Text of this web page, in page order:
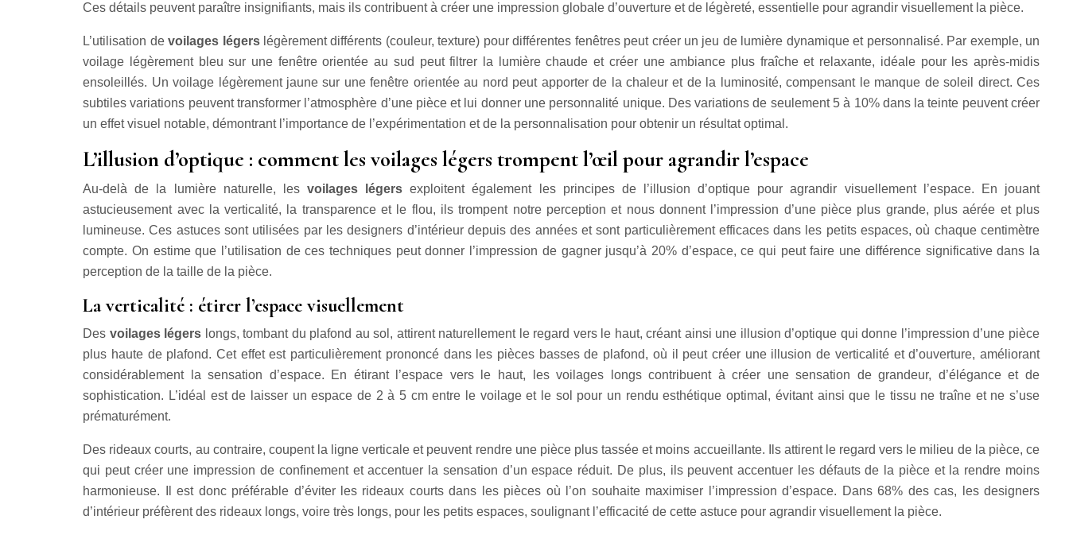
Ces détails peuvent paraître insignifiants, mais ils contribuent à créer une impression globale d’ouverture et de légèreté, essentielle pour agrandir visuellement la pièce.
L’utilisation devoilages légers légèrement différents (couleur, texture) pour différentes fenêtres peut créer un jeu de lumière dynamique et personnalisé. Par exemple, un
voilage légèrement bleu sur une fenêtre orientée au sud peut filtrer la lumière chaude et créer une ambiance plus fraîche et relaxante, idéale pour les après-midis
ensoleillés. Un voilage légèrement jaune sur une fenêtre orientée au nord peut apporter de la chaleur et de la luminosité, compensant le manque de soleil direct. Ces
subtiles variations peuvent transformer l’atmosphère d’une pièce et lui donner une personnalité unique. Des variations de seulement 5 à 10% dans la teinte peuvent créer
un effet visuel notable, démontrant l’importance de l’expérimentation et de la personnalisation pour obtenir un résultat optimal.
L’illusion d’optique : comment les voilages légers trompent l’œil pour agrandir l’espace
Au-delà de la lumière naturelle, lesvoilages légersexploitent également les principes de l’illusion d’optique pour agrandir visuellement l’espace. En jouant
astucieusement avec la verticalité, la transparence et le flou, ils trompent notre perception et nous donnent l’impression d’une pièce plus grande, plus aérée et plus
lumineuse. Ces astuces sont utilisées par les designers d’intérieur depuis des années et sont particulièrement efficaces dans les petits espaces, où chaque centimètre
compte. On estime que l’utilisation de ces techniques peut donner l’impression de gagner jusqu’à 20% d’espace, ce qui peut faire une différence significative dans la
perception de la taille de la pièce.
La verticalité : étirer l’espace visuellement
Des voilages légers longs, tombant du plafond au sol, attirent naturellement le regard vers le haut, créant ainsi une illusion d’optique qui donne l’impression d’une pièce
plus haute de plafond. Cet effet est particulièrement prononcé dans les pièces basses de plafond, où il peut créer une illusion de verticalité et d’ouverture, améliorant
considérablement la sensation d’espace. En étirant l’espace vers le haut, les voilages longs contribuent à créer une sensation de grandeur, d’élégance et de
sophistication. L’idéal est de laisser un espace de 2 à 5 cm entre le voilage et le sol pour un rendu esthétique optimal, évitant ainsi que le tissu ne traîne et ne s’use
prématurément.
Des rideaux courts, au contraire, coupent la ligne verticale et peuvent rendre une pièce plus tassée et moins accueillante. Ils attirent le regard vers le milieu de la pièce, ce
qui peut créer une impression de confinement et accentuer la sensation d’un espace réduit. De plus, ils peuvent accentuer les défauts de la pièce et la rendre moins
harmonieuse. Il est donc préférable d’éviter les rideaux courts dans les pièces où l’on souhaite maximiser l’impression d’espace. Dans 68% des cas, les designers
d’intérieur préfèrent des rideaux longs, voire très longs, pour les petits espaces, soulignant l’efficacité de cette astuce pour agrandir visuellement la pièce.